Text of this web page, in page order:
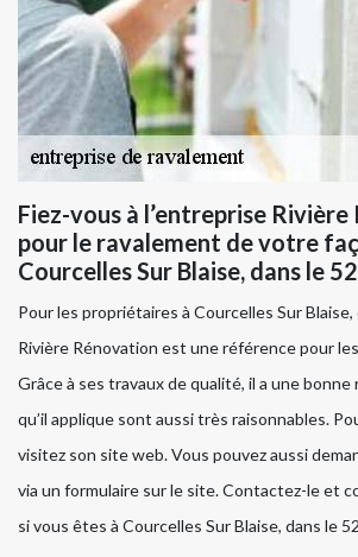
Fiez-vous à l’entreprise
pour le ravalement de votre
Courcelles Sur Blaise, dans le
Pour les propriétaires à Courcelles Sur Blaise,
Rivière Rénovation est une référence pour
Grâce à ses travaux de qualité, il a une
qu’il applique sont aussi très raisonnables.
visitez son site web. Vous pouvez aussi
via un formulaire sur le site. Contactez-le et
si vous êtes à Courcelles Sur Blaise, dans le